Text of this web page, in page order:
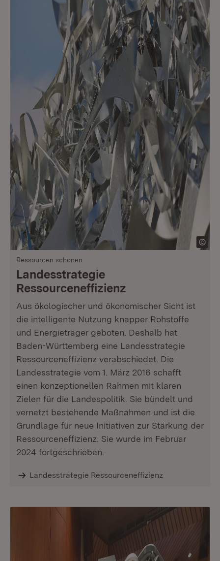
Ressourcen schonen
Landesstrategie
Ressourceneffizienz
Aus ökologischer und ökonomischer Sicht ist
die intelligente Nutzung knapper Rohstoffe
und Energieträger geboten. Deshalb hat
Baden-Württemberg eine Landesstrategie
Ressourceneffizienz verabschiedet. Die
Landesstrategie vom 1. März 2016 schafft
einen konzeptionellen Rahmen mit klaren
Zielen für die Landespolitik. Sie bündelt und
vernetzt bestehende Maßnahmen und ist die
Grundlage für neue Initiativen zur Stärkung der
Ressourceneffizienz. Sie wurde im Februar
2024 fortgeschrieben.
Landesstrategie Ressourceneffizienz